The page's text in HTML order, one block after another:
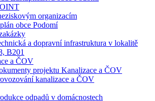
organizacím
obce Podomí
a dopravní infrastruktura v lokalitě
B201
a ČOV
projektu Kanalizace a ČOV
kanalizace a ČOV
odpadů v domácnostech